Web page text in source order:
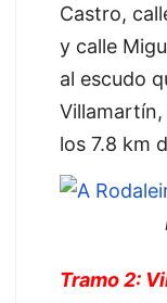
Castro,
y calle
al escudo
los 7.8 km
Tramo 2: